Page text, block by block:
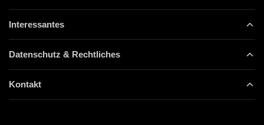
Interessantes
Datenschutz & Rechtliches
Kontakt